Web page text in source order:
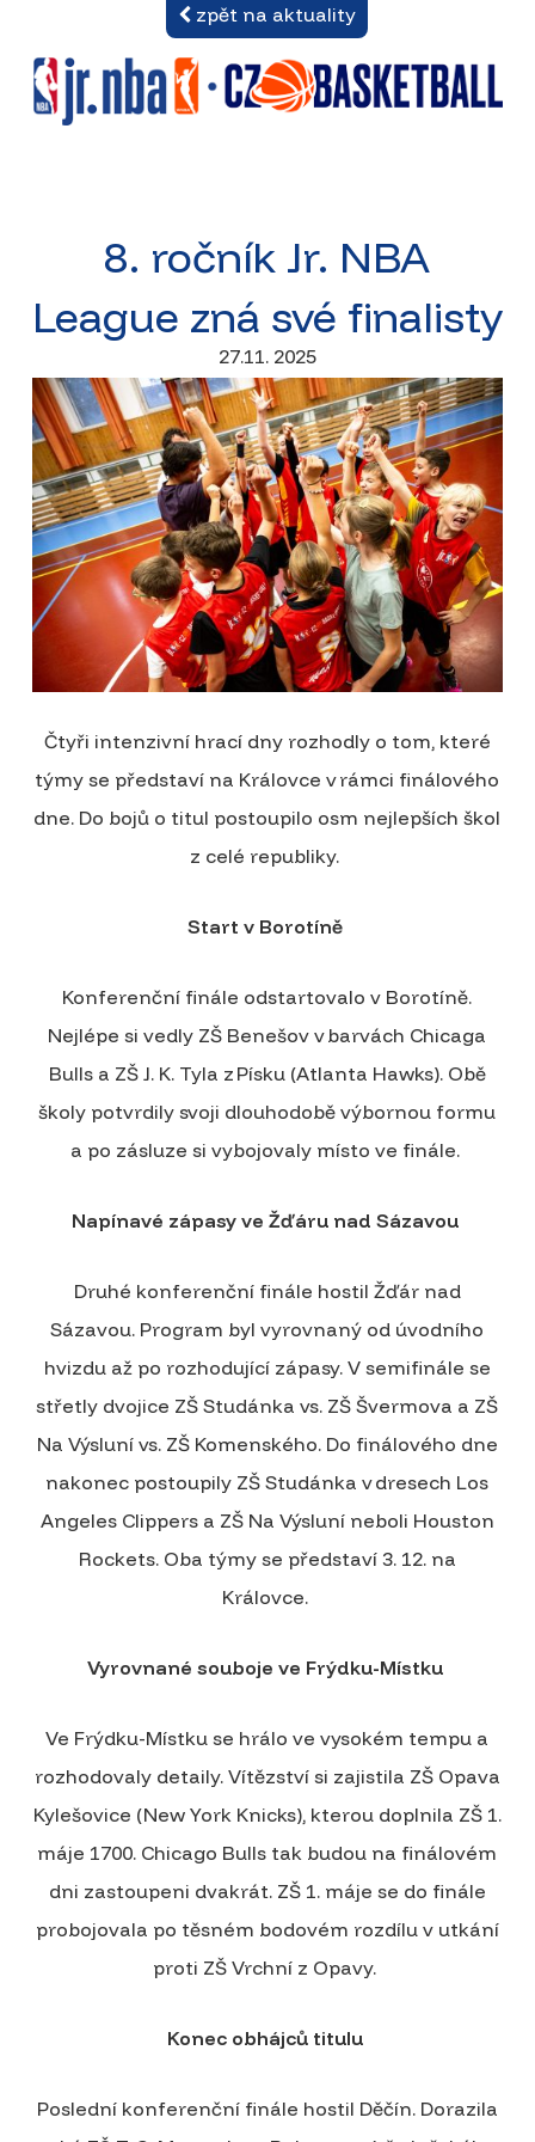
zpět na aktuality
8. ročník Jr. NBA
League zná své finalisty
27.11. 2025
Čtyři intenzivní hrací dny rozhodly o tom, které
týmy se představí na Královce v rámci finálového
dne. Do bojů o titul postoupilo osm nejlepších škol
z celé republiky.
Start v Borotíně
Konferenční finále odstartovalo v Borotíně.
Nejlépe si vedly ZŠ Benešov v barvách Chicaga
Bulls a ZŠ J. K. Tyla z Písku (Atlanta Hawks). Obě
školy potvrdily svoji dlouhodobě výbornou formu
a po zásluze si vybojovaly místo ve finále.
Napínavé zápasy ve Žďáru nad Sázavou
Druhé konferenční finále hostil Žďár nad
Sázavou. Program byl vyrovnaný od úvodního
hvizdu až po rozhodující zápasy. V semifinále se
střetly dvojice ZŠ Studánka vs. ZŠ Švermova a ZŠ
Na Výsluní vs. ZŠ Komenského. Do finálového dne
nakonec postoupily ZŠ Studánka v dresech Los
Angeles Clippers a ZŠ Na Výsluní neboli Houston
Rockets. Oba týmy se představí 3. 12. na
Královce.
Vyrovnané souboje ve Frýdku-Místku
Ve Frýdku-Místku se hrálo ve vysokém tempu a
rozhodovaly detaily. Vítězství si zajistila ZŠ Opava
Kylešovice (New York Knicks), kterou doplnila ZŠ 1.
máje 1700. Chicago Bulls tak budou na finálovém
dni zastoupeni dvakrát. ZŠ 1. máje se do finále
probojovala po těsném bodovém rozdílu v utkání
proti ZŠ Vrchní z Opavy.
Konec obhájců titulu
Poslední konferenční finále hostil Děčín. Dorazila